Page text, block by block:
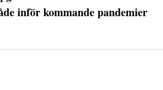
inför kommande pandemier